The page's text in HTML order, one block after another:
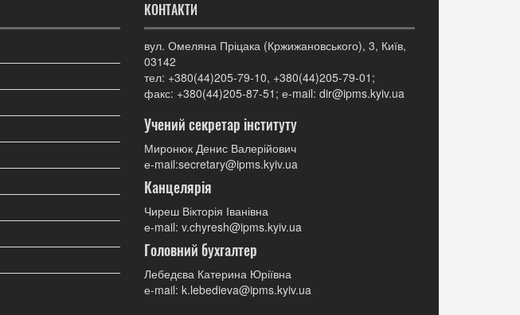
КОНТАКТИ
вул. Омеляна Пріцака (Кржижановського), 3, Київ,
03142
тел: +380(44)205-79-10, +380(44)205-79-01;
факс: +380(44)205-87-51; е-mail: dir@ipms.kyiv.ua
Учений секретар інституту
Миронюк Денис Валерійович
е-mail:secretary@ipms.kyiv.ua
Канцелярія
Чиреш Вікторія Іванівна
е-mail: v.chyresh@ipms.kyiv.ua
Головний бухгалтер
Лебедєва Катерина Юріївна
е-mail: k.lebedieva@ipms.kyiv.ua